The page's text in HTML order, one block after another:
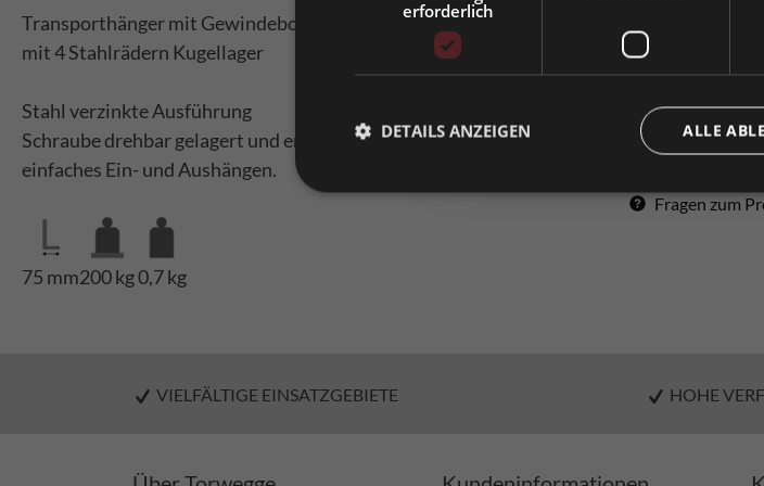
Transporthänger mit Gewindebolzen Kurzform
mit 4 Stahlrädern Kugellager
Stahl verzinkte Ausführung
Schraube drehbar gelagert und ermöglicht
einfaches Ein- und Aushängen.
75 mm200 kg0,7 kg
Fragen zum
VIELFÄLTIGE EINSATZGEBIETE HOHE
Bitte wählen Sie Ihre bevorzugte
Privatkunde
erforderlich
ALLE
DETAILS ANZEIGEN